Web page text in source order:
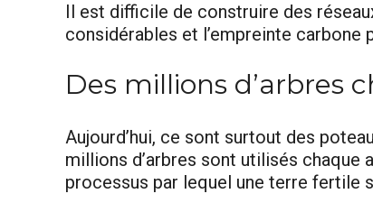
Il est difficile de construire des
considérables et l’empreinte carbone
Des millions d’arbres
Aujourd’hui, ce sont surtout des
millions d’arbres sont utilisés
processus par lequel une terre fertile